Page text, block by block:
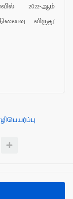
2022-ஆம்
விருது'